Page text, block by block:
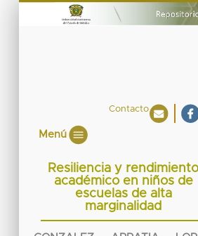
Contacto
Menú
Resiliencia y
académico en niños de
escuelas de alta
marginalidad